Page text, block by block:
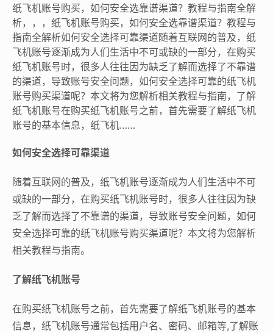
纸飞机账号购买，如何安全选靠谱渠道？教程与指南全解
析，，，纸飞机账号购买，如何安全选靠谱渠道？教程与
指南全解析如何安全选择可靠渠道随着互联网的普及，纸
飞机账号逐渐成为人们生活中不可或缺的一部分，在购买
纸飞机账号时，很多人往往因为缺乏了解而选择了不靠谱
的渠道，导致账号安全问题，如何安全选择可靠的纸飞机
账号购买渠道呢？本文将为您解析相关教程与指南，了解
纸飞机账号在购买纸飞机账号之前，首先需要了解纸飞机
账号的基本信息，纸飞机……
如何安全选择可靠渠道
随着互联网的普及，纸飞机账号逐渐成为人们生活中不可
或缺的一部分，在购买纸飞机账号时，很多人往往因为缺
乏了解而选择了不靠谱的渠道，导致账号安全问题，如何
安全选择可靠的纸飞机账号购买渠道呢？本文将为您解析
相关教程与指南。
了解纸飞机账号
在购买纸飞机账号之前，首先需要了解纸飞机账号的基本
信息，纸飞机账号通常包括用户名、密码、邮箱等,了解账